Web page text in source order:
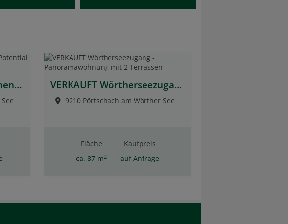
VERKAUFT Hotel-Investment mit Potential am Wörthersee VERKAUFT Wörtherseezugang - Panoramawohnung mit 2 Terrassen
9210 Pörtschach am Wörther See
Fläche
ca. 87 m2
Kaufpreis
auf Anfrage